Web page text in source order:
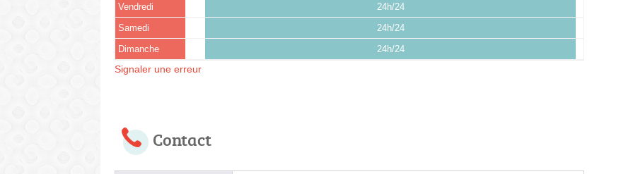
Vendredi 24h/24
Samedi 24h/24
Dimanche 24h/24
Signaler une erreur
Contact